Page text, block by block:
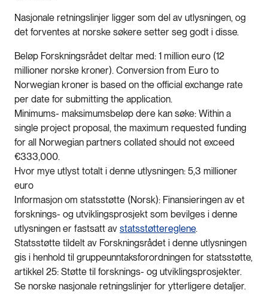
Nasjonale retningslinjer ligger som del av utlysningen, og
det forventes at norske søkere setter seg godt i disse.
Beløp Forskningsrådet deltar med: 1 million euro (12
millioner norske kroner). Conversion from Euro to
Norwegian kroner is based on the official exchange rate
per date for submitting the application.
Minimums- maksimumsbeløp dere kan søke: Within a
single project proposal, the maximum requested funding
for all Norwegian partners collated should not exceed
€333,000.
Hvor mye utlyst totalt i denne utlysningen: 5,3 millioner
euro
Informasjon om statsstøtte (Norsk): Finansieringen av et
forsknings- og utviklingsprosjekt som bevilges i denne
utlysningen er fastsatt av statsstøttereglene.
Statsstøtte tildelt av Forskningsrådet i denne utlysningen
gis i henhold til gruppeunntaksforordningen for statsstøtte,
artikkel 25: Støtte til forsknings- og utviklingsprosjekter.
Se norske nasjonale retningslinjer for ytterligere detaljer.